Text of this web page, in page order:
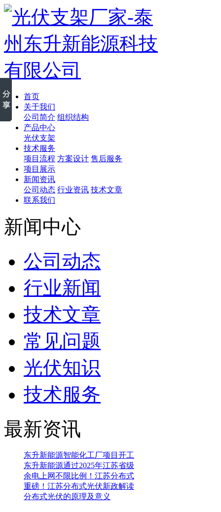
首页
关于我们
公司简介 组织结构
产品中心
光伏支架
技术服务
项目流程 方案设计 售后服务
项目展示
新闻资讯
公司动态 行业资讯 技术文章
联系我们
新闻中心
公司动态
行业新闻
技术文章
常见问题
光伏知识
技术服务
最新资讯
东升新能源智能化工厂项目开工
东升新能源通过2025年江苏省级
余电上网不限比例！江苏分布式
重磅！江苏分布式光伏新政解读
分布式光伏的原理及意义